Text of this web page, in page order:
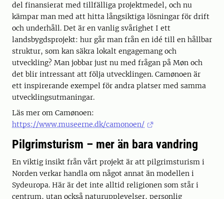
del finansierat med tillfälliga projektmedel, och nu
kämpar man med att hitta långsiktiga lösningar för drift
och underhåll. Det är en vanlig svårighet I ett
landsbygdsprojekt: hur går man från en idé till en hållbar
struktur, som kan säkra lokalt engagemang och
utveckling? Man jobbar just nu med frågan på Møn och
det blir intressant att följa utvecklingen. Camønoen är
ett inspirerande exempel för andra platser med samma
utvecklingsutmaningar.
Läs mer om Camønoen:
https://www.museerne.dk/camonoen/
Pilgrimsturism – mer än bara vandring
En viktig insikt från vårt projekt är att pilgrimsturism i
Norden verkar handla om något annat än modellen i
Sydeuropa. Här är det inte alltid religionen som står i
centrum, utan också naturupplevelser, personlig